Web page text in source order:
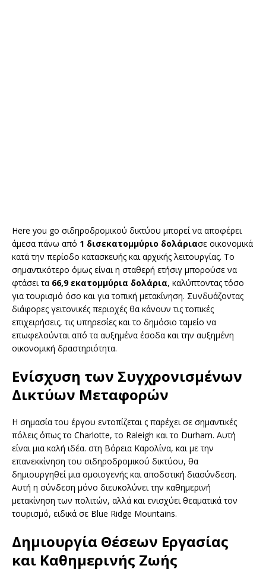
Here you go σιδηροδρομικού δικτύου μπορεί να αποφέρει
άμεσα πάνω από 1 δισεκατομμύριο δολάριασε οικονομικά
κατά την περίοδο κατασκευής και αρχικής λειτουργίας. Το
σημαντικότερο όμως είναι η σταθερή ετήσιγ μπορούσε να
φτάσει τα 66,9 εκατομμύρια δολάρια, καλύπτοντας τόσο
για τουρισμό όσο και για τοπική μετακίνηση. Συνδυάζοντας
διάφορες γειτονικές περιοχές θα κάνουν τις τοπικές
επιχειρήσεις, τις υπηρεσίες και το δημόσιο ταμείο να
επωφελούνται από τα αυξημένα έσοδα και την αυξημένη
οικονομική δραστηριότητα.
Ενίσχυση των Συγχρονισμένων
Δικτύων Μεταφορών
Η σημασία του έργου εντοπίζεται ς παρέχει σε σημαντικές
πόλεις όπως το Charlotte, το Raleigh και το Durham. Αυτή
είναι μια καλή ιδέα. στη Βόρεια Καρολίνα, και με την
επανεκκίνηση του σιδηροδρομικού δικτύου, θα
δημιουργηθεί μια ομοιογενής και αποδοτική διασύνδεση.
Αυτή η σύνδεση μόνο διευκολύνει την καθημερινή
μετακίνηση των πολιτών, αλλά και ενισχύει θεαματικά τον
τουρισμό, ειδικά σε Blue Ridge Mountains.
Δημιουργία Θέσεων Εργασίας
και Καθημερινής Ζωής